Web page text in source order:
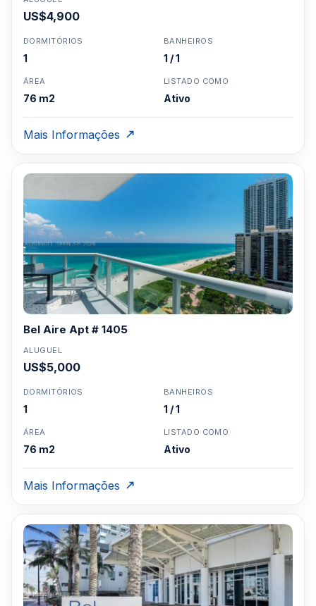
US$4,900
DORMITÓRIOS
1
BANHEIROS
1 / 1
ÁREA
76 m2
LISTADO COMO
Ativo
Mais Informações
Bel Aire Apt # 1405
ALUGUEL
US$5,000
DORMITÓRIOS
1
BANHEIROS
1 / 1
ÁREA
76 m2
LISTADO COMO
Ativo
Mais Informações